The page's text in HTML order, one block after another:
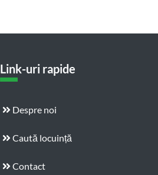
Link-uri rapide
Despre noi
Caută locuință
Contact